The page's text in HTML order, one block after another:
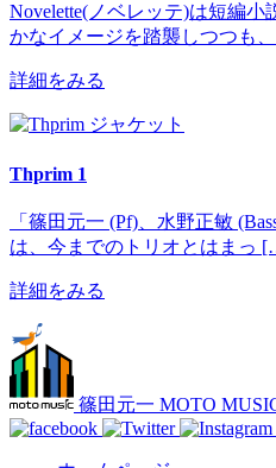
Novelette(ノベレッテ)は短編
かなイメージを踏襲しつつも
詳細をみる
Thprim 1
「篠田元一 (Pf)、水野正敏
は、今までのトリオとはまっ
詳細をみる
篠田元一 MOTO